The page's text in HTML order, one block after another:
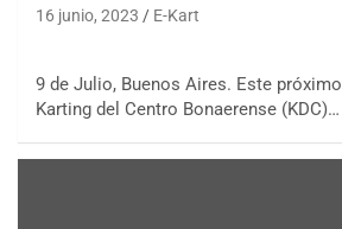
16 junio, 2023 E-Kart
9 de Julio, Buenos Aires. Este
Karting del Centro Bonaerense (KDC)…